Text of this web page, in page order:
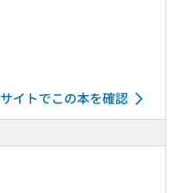
イトでこの本を確認